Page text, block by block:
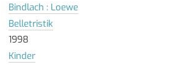
Bindlach : Loewe
Belletristik
1998
Kinder